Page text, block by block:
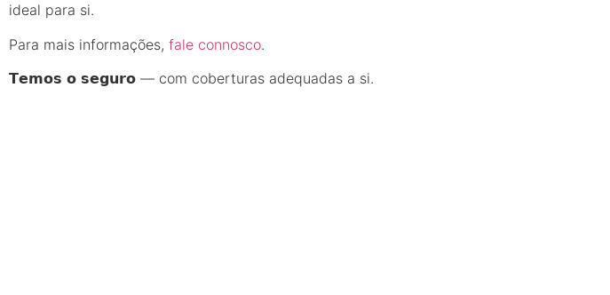
ideal para si.
Para mais informações, fale connosco.
𝗧𝗲𝗺𝗼𝘀 𝗼 𝘀𝗲𝗴𝘂𝗿𝗼 — com coberturas adequadas a si.